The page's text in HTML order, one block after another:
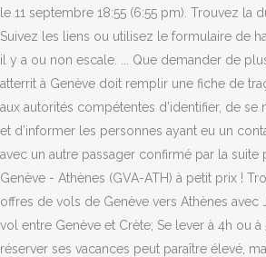
le 11 septembre 18:55 (6:55 pm). Trouvez la
Suivez les liens ou utilisez le formulaire de
il y a ou non escale. ... Que demander de
atterrit à Genève doit remplir une fiche de
aux autorités compétentes d’identifier, de se
et d’informer les personnes ayant eu un
avec un autre passager confirmé par la suite
Genève - Athènes (GVA-ATH) à petit prix !
offres de vols de Genève vers Athènes avec
vol entre Genève et Crète; Se lever à 4h ou
réserver ses vacances peut paraître élevé,